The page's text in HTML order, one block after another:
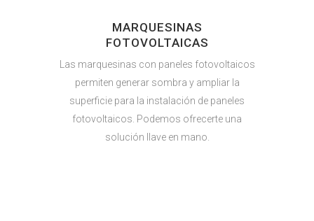
MARQUESINAS
FOTOVOLTAICAS
Las marquesinas con paneles fotovoltaicos
permiten generar sombra y ampliar la
superficie para la instalación de paneles
fotovoltaicos. Podemos ofrecerte una
solución llave en mano.